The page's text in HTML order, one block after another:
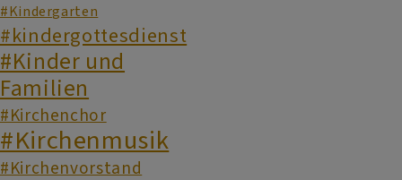
#Kindergarten
#kindergottesdienst
#Kinder und
Familien
#Kirchenchor
#Kirchenmusik
#Kirchenvorstand